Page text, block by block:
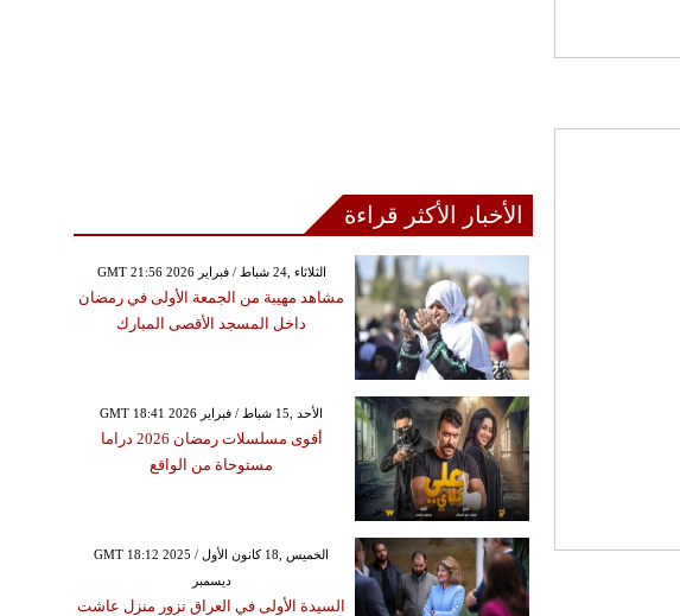
الأخبار الأكثر قراءة
GMT 21:56 2026 الثلاثاء ,24 شباط / فبراير
مشاهد مهيبة من الجمعة الأولى في رمضان
داخل المسجد الأقصى المبارك
GMT 18:41 2026 الأحد ,15 شباط / فبراير
أقوى مسلسلات رمضان 2026 دراما
مستوحاة من الواقع
GMT 18:12 2025 الخميس ,18 كانون الأول /
ديسمبر
السيدة الأولى في العراق تزور منزل عاشت